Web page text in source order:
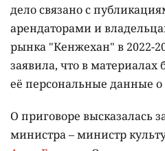
дело связано с
арендаторами и
рынка "Кенжехан" в 2022-
заявила, что в
её персональные данные о
О приговоре высказалась
министра – министр